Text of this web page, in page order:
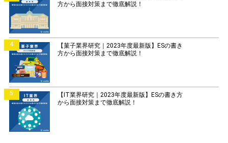
方から面接対策まで徹底解説！
4
【菓子業界研究｜2023年度最新版】ESの書き
方から面接対策まで徹底解説！
5
【IT業界研究｜2023年度最新版】ESの書き方
から面接対策まで徹底解説！